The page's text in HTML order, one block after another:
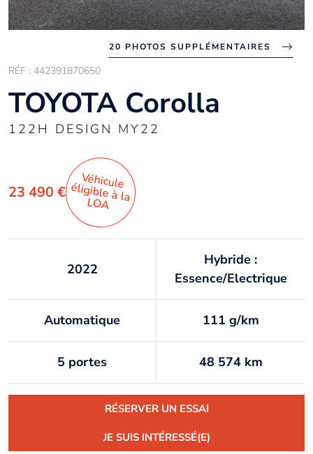
20 PHOTOS SUPPLÉMENTAIRES
RÉF : 442391870650
TOYOTA Corolla
122H DESIGN MY22
23 490 €
Véhicule
éligible à la
LO
A
2022
Hybride :
Essence/Electrique
Automatique 111 g/km
5 portes 48 574 km
RÉSERVER UN ESSAI
JE SUIS INTÉRESSÉ(E)